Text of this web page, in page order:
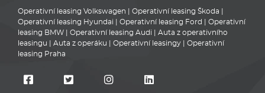
Operativní leasing Volkswagen Operativní leasing Škoda
Operativní leasing Hyundai
Operativní leasing Ford
Operativní
leasing BMW
Operativní leasing Audi
Auta z operativního
leasingu
Auta z operáku Operativní leasingy
Operativní
leasing Praha